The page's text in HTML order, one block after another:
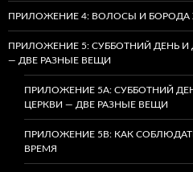
ПРИЛОЖЕНИЕ 4: ВОЛОСЫ И БОРОДА
ПРИЛОЖЕНИЕ 5: СУББОТНИЙ ДЕНЬ
— ДВЕ РАЗНЫЕ ВЕЩИ
ПРИЛОЖЕНИЕ 5A: СУББОТНИЙ
ЦЕРКВИ — ДВЕ РАЗНЫЕ ВЕЩИ
ПРИЛОЖЕНИЕ 5B: КАК
ВРЕМЯ